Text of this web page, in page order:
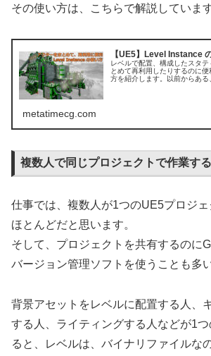
その使い方は、こちらで解説しています
【UE5】Level Instance
レベルで配置、構成したスタ
とめて再利用したりするのに
方を紹介します。以前からある
metatimecg.com
複数人で同じプロジェクトで作業す
仕事では、複数人が1つのUE5プロジ
ほとんどだと思います。
そして、プロジェクトを共有するのに
バージョン管理ソフトを使うことも多
背景アセットをレベルに配置する人、
する人、ライティングする人などが1
ると、レベルは、バイナリファイルな